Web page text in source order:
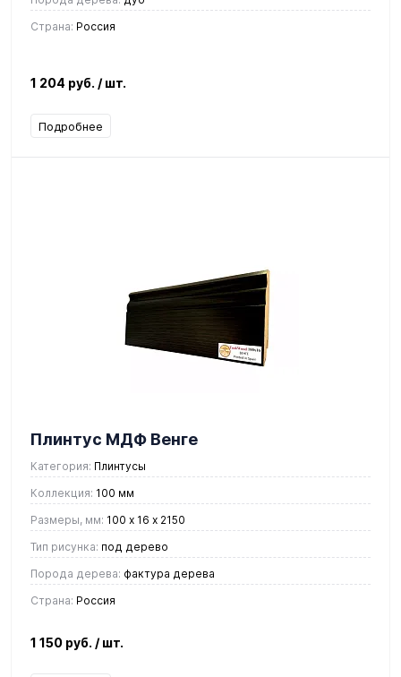
Страна: Россия
1 204 руб. / шт.
Подробнее
Плинтус МДФ Венге
Категория: Плинтусы
Коллекция: 100 мм
Размеры, мм: 100 х 16 х 2150
Тип рисунка: под дерево
Порода дерева: фактура дерева
Страна: Россия
1 150 руб. / шт.